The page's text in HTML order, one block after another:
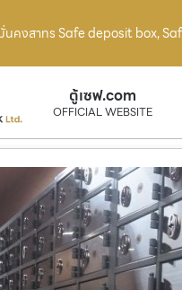
นคงสาทร Safe deposit box,
ตู้เซฟ.com
OFFICIAL WEBSITE